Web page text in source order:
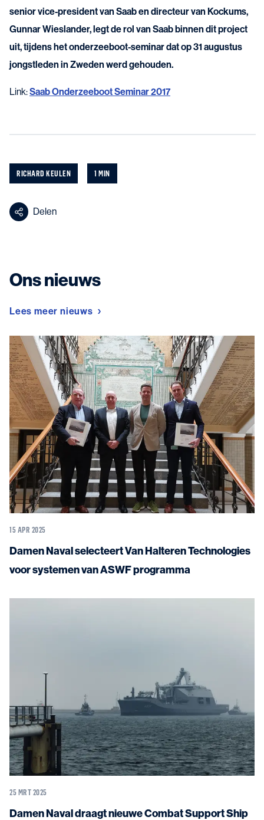
senior vice-president van Saab en directeur van Kockums,
Gunnar Wieslander, legt de rol van Saab binnen dit project
uit, tijdens het onderzeeboot-seminar dat op 31 augustus
jongstleden in Zweden werd gehouden.
Link:Saab Onderzeeboot Seminar 2017
RICHARD KEULEN 1 MIN
Delen
Ons nieuws
Lees meer nieuws
15 APR 2025
Damen Naval selecteert Van Halteren Technologies
voor systemen van ASWF programma
25 MRT 2025
Damen Naval draagt nieuwe Combat Support Ship